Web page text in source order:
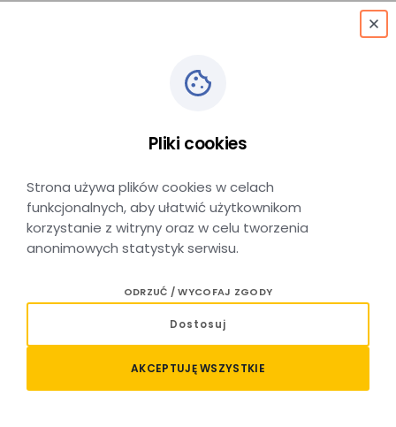
Podłęże P+R Północ
Podłęże P&R Północ – lokalizacja
Przystanek autobusowy Podłęże P&R Północ zlokalizowany
w województwie małopolskim. Usytuowany jest w pobliżu
Pliki cookies
Strona używa plików cookies w celach
funkcjonalnych, aby ułatwić użytkownikom
korzystanie z witryny oraz w celu tworzenia
anonimowych statystyk serwisu.
ODRZUĆ / WYCOFAJ ZGODY
Dostosuj
AKCEPTUJĘ WSZYSTKIE